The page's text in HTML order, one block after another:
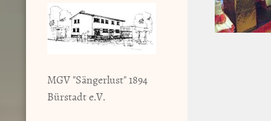
MGV "Sängerlust" 1894
Bürstadt e.V.